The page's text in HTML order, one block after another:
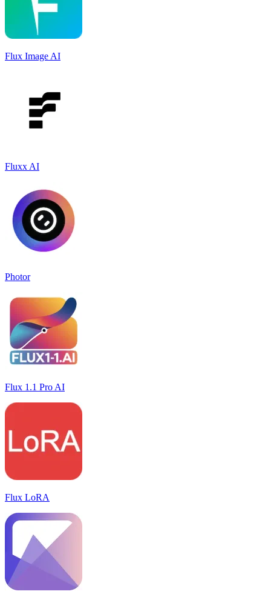
Flux Image AI
Fluxx AI
Photor
Flux 1.1 Pro AI
Flux LoRA